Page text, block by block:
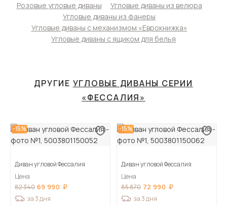
Розовые угловые диваны
Угловые диваны из велюра
Угловые диваны из фанеры
Угловые диваны с механизмом «Еврокнижка»
Угловые диваны с ящиком для белья
ДРУГИЕ УГЛОВЫЕ ДИВАНЫ СЕРИИ
«ФЕССАЛИЯ»
-15%
Диван угловой Фессалия
Цена
82 340 69 990
за 3 дня
-15%
Диван угловой Фессалия
Цена
85 870 72 990
за 3 дня